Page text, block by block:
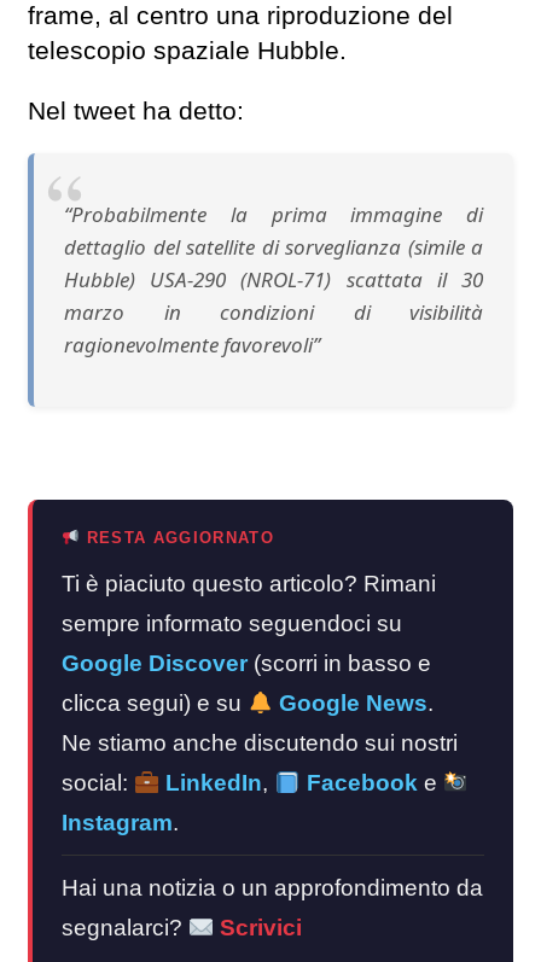
frame, al centro una riproduzione del
telescopio spaziale Hubble.
Nel tweet ha detto:
“Probabilmente la prima immagine di
dettaglio del satellite di sorveglianza (simile a
Hubble) USA-290 (NROL-71) scattata il 30
marzo in condizioni di visibilità
ragionevolmente favorevoli”
RESTA AGGIORNATO
Ti è piaciuto questo articolo? Rimani
sempre informato seguendoci su
Google Discover (scorri in basso e
clicca segui) e su
Google News.
Ne stiamo anche discutendo sui nostri
social:
LinkedIn, Facebooke
Instagram.
Hai una notizia o un approfondimento da
segnalarci?
Scrivici